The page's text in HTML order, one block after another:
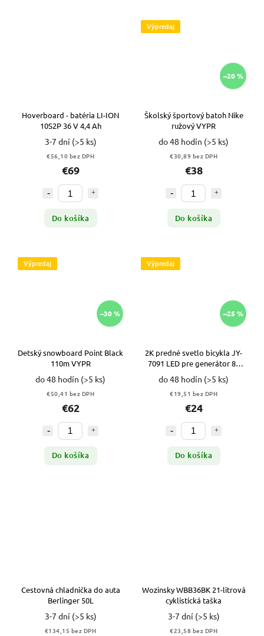
Hoverboard - batéria LI-ION
10S2P 36 V 4,4 Ah
3-7 dní (>5 ks)
€56,10 bez DPH
€69
Do košíka
Výpredaj
–20 %
Školský športový batoh Nike
ružový VYPR
do 48 hodín (>5 ks)
€30,89 bez DPH
€38
Do košíka
Výpredaj
–30 %
Detský snowboard Point Black
110m VYPR
do 48 hodín (>5 ks)
€50,41 bez DPH
€62
Do košíka
Výpredaj
–25 %
2K predné svetlo bicykla JY-
7091 LED pre generátor 80
LUX so záložným pohonom
VYPR
do 48 hodín (>5 ks)
€19,51 bez DPH
€24
Do košíka
Cestovná chladnička do auta
Berlinger 50L
3-7 dní (>5 ks)
€134,15 bez DPH
Wozinsky WBB36BK 21-litrová
cyklistická taška
3-7 dní (>5 ks)
€23,58 bez DPH